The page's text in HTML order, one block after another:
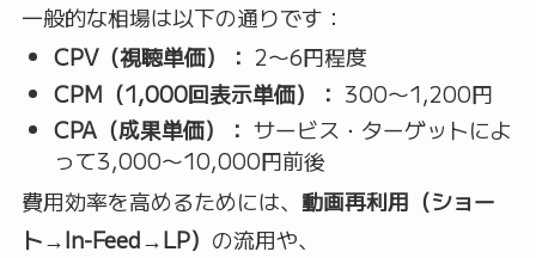
一般的な相場は以下の通りです：
CPV（視聴単価）： 2〜6円程度
CPM（1,000回表示単価）： 300〜1,200円
CPA（成果単価）： サービス・ターゲットによ
って3,000〜10,000円前後
費用効率を高めるためには、 動画再利用（ショー
ト→In-Feed→LP） の流用や、